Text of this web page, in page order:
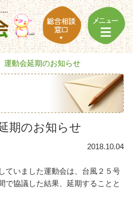
動会延期のお知らせ
期のお知らせ
2018.10.04
ていました運動会は、台風２５号
で協議した結果、延期することと